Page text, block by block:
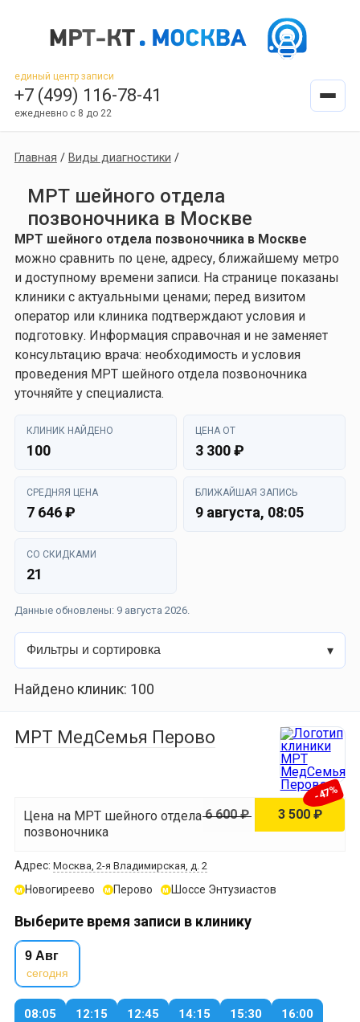
единый центр записи
+7 (499) 116-78-41
ежедневно с 8 до 22
Главная / Виды диагностики /
МРТ шейного отдела
позвоночника в Москве
МРТ шейного отдела позвоночника в Москве
можно сравнить по цене, адресу, ближайшему метро
и доступному времени записи. На странице показаны
клиники с актуальными ценами; перед визитом
оператор или клиника подтверждают условия и
подготовку. Информация справочная и не заменяет
консультацию врача: необходимость и условия
проведения МРТ шейного отдела позвоночника
уточняйте у специалиста.
КЛИНИК НАЙДЕНО
100
ЦЕНА ОТ
3 300 ₽
СРЕДНЯЯ ЦЕНА
7 646 ₽
БЛИЖАЙШАЯ ЗАПИСЬ
9 августа, 08:05
СО СКИДКАМИ
21
Данные обновлены: 9 августа 2026.
Фильтры и сортировка
Найдено клиник: 100
МРТ МедСемья Перово
Цена на МРТ шейного отдела
позвоночника
3 500 ₽
6 600 ₽
-47%
Адрес: Москва, 2-я Владимирская, д. 2
м Новогиреево м Перово м Шоссе Энтузиастов
Выберите время записи в клинику
9 Авг
сегодня
08:05 12:15 12:45 14:15 15:30 16:00